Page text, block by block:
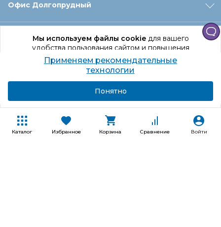
Каталог Избранное Корзина Сравнение Войти
Мы используем файлы cookieдля вашего
удобства пользования сайтом и повышения
качества рекомендаций.
Продолжая использование сайта, вы даете
согласие на обработку персональных данных
Офис Долгопрудный
Офис Санкт‑Петербург
Оформление заказа
Покупателям
Применяем рекомендательные
технологии
Понятно